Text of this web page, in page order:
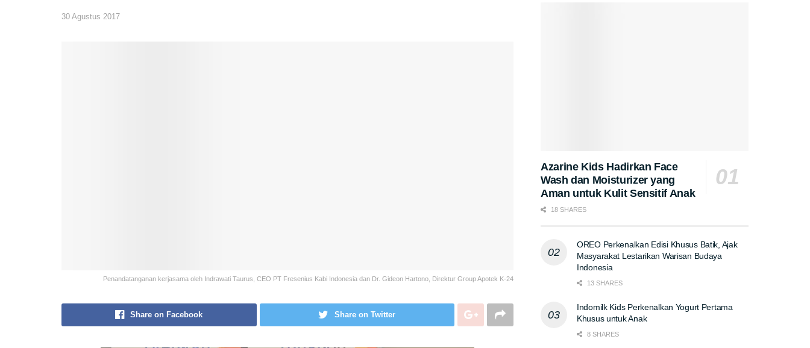
30 Agustus 2017
Penandatanganan kerjasama oleh Indrawati Taurus, CEO PT Fresenius Kabi Indonesia dan Dr. Gideon Hartono, Direktur Group Apotek K-24
Share on Facebook Share on Twitter
Azarine Kids Hadirkan Face
Wash dan Moisturizer yang
Aman untuk Kulit Sensitif Anak
18 SHARES
OREO Perkenalkan Edisi Khusus Batik, Ajak
Masyarakat Lestarikan Warisan Budaya
Indonesia
13 SHARES
Indomilk Kids Perkenalkan Yogurt Pertama
Khusus untuk Anak
8 SHARES